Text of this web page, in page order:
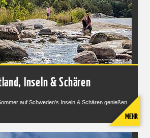
Inseln & Schären
auf Schweden's Inseln & Schären genießen
MEHR